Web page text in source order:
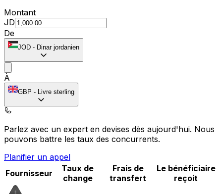
Montant
JD
De
JOD - Dinar jordanien
À
GBP - Livre sterling
Parlez avec un expert en devises dès aujourd'hui. Nous
pouvons battre les taux des concurrents.
Planifier un appel
Fournisseur
Taux de
change
Frais de
transfert
Le bénéficiaire
reçoit